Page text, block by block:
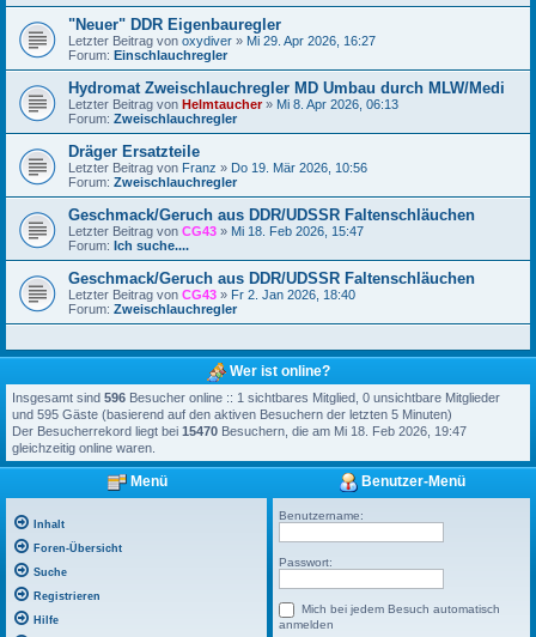
"Neuer" DDR Eigenbauregler
Letzter Beitrag von oxydiver » Mi 29. Apr 2026, 16:27
Forum: Einschlauchregler
Hydromat Zweischlauchregler MD Umbau durch MLW/Medi
Letzter Beitrag von Helmtaucher» Mi 8. Apr 2026, 06:13
Forum: Zweischlauchregler
Dräger Ersatzteile
Letzter Beitrag von Franz » Do 19. Mär 2026, 10:56
Forum: Zweischlauchregler
Geschmack/Geruch aus DDR/UDSSR Faltenschläuchen
Letzter Beitrag von CG43 » Mi 18. Feb 2026, 15:47
Forum: Ich suche....
Geschmack/Geruch aus DDR/UDSSR Faltenschläuchen
Letzter Beitrag von CG43 » Fr 2. Jan 2026, 18:40
Forum: Zweischlauchregler
Wer ist online?
Insgesamt sind 596 Besucher online :: 1 sichtbares Mitglied, 0 unsichtbare Mitglieder
und 595 Gäste (basierend auf den aktiven Besuchern der letzten 5 Minuten)
Der Besucherrekord liegt bei 15470 Besuchern, die am Mi 18. Feb 2026, 19:47
gleichzeitig online waren.
Menü
Inhalt
Foren-Übersicht
Suche
Registrieren
Hilfe
Benutzer-Menü
Benutzername:
Passwort:
Mich bei jedem Besuch automatisch
anmelden